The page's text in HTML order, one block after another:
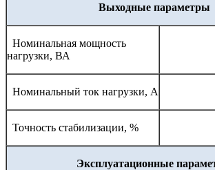
Выходные параметры
Номинальная мощность
нагрузки, ВА
Номинальный ток нагрузки, А
Точность стабилизации, %
Эксплуатационные